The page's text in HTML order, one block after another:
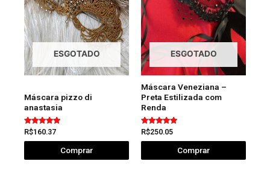
ESGOTADO
Máscara pizzo di
anastasia
Avaliação
5.00
de 5
R$160.37
Comprar
ESGOTADO
Máscara Veneziana –
Preta Estilizada com
Renda
Avaliação
5.00
de 5
R$250.05
Comprar